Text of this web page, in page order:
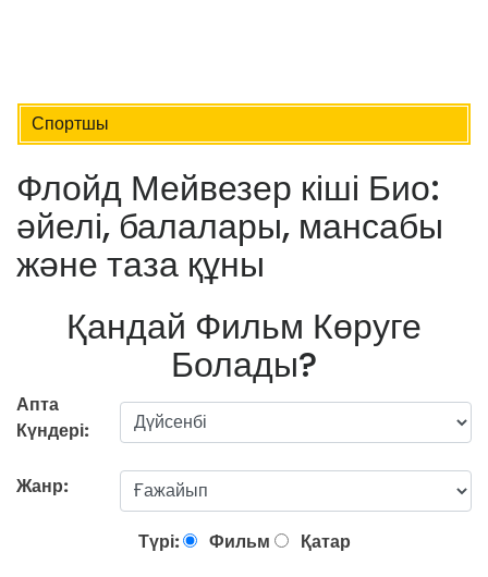
Спортшы
Флойд Мейвезер кіші Био:
әйелі, балалары, мансабы
және таза құны
Қандай Фильм Көруге
Болады?
Апта
Күндері:
Жанр:
Түрі: Фильм Қатар